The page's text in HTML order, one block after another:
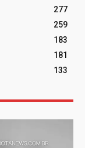
277
259
183
181
133